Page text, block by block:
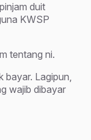
duit
KWSP
tentang ni.
bayar. Lagipun,
wajib dibayar